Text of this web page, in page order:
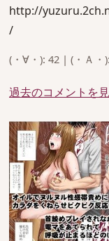
http://
/
(・∀・): 42 | (・Ａ・
過去のコメントを